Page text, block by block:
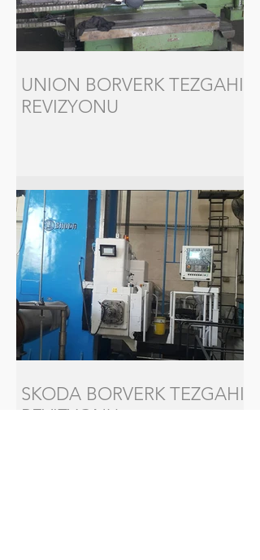
UNION BORVERK TEZGAHI
REVIZYONU
SKODA BORVERK TEZGAHI
REVIZYONU